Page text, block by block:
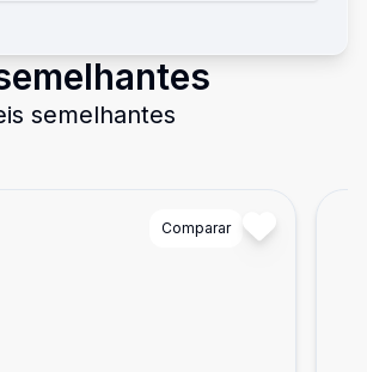
semelhantes
Comparar